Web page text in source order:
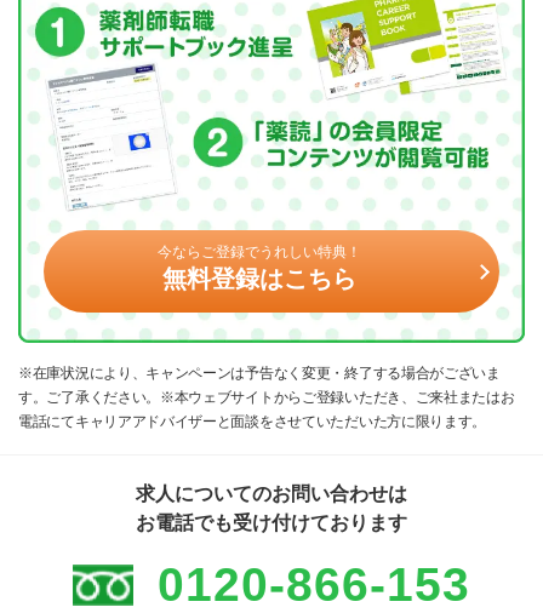
今ならご登録でうれしい特典！
無料登録はこちら
※在庫状況により、キャンペーンは予告なく変更・終了する場合がございま
す。ご了承ください。※本ウェブサイトからご登録いただき、ご来社またはお
電話にてキャリアアドバイザーと面談をさせていただいた方に限ります。
求人についてのお問い合わせは
お電話でも受け付けております
0120-866-153